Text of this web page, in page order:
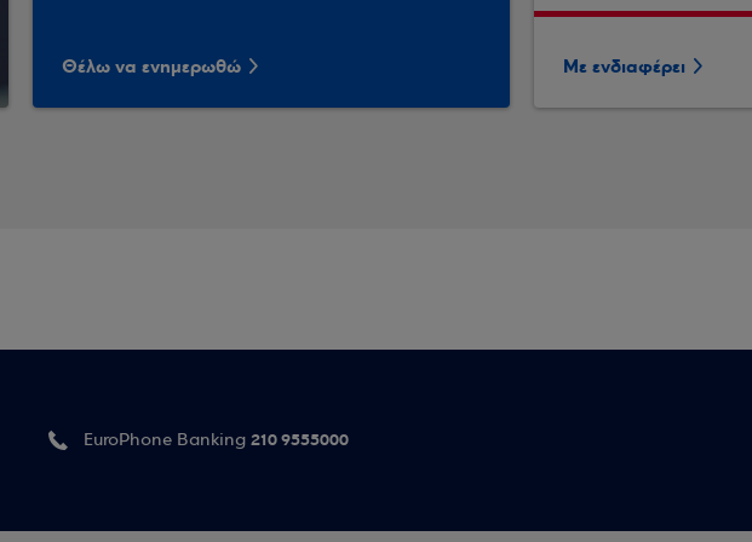
Θέλω να ενημερωθώ Με ενδιαφέρει
EuroPhone Banking 210 9555000